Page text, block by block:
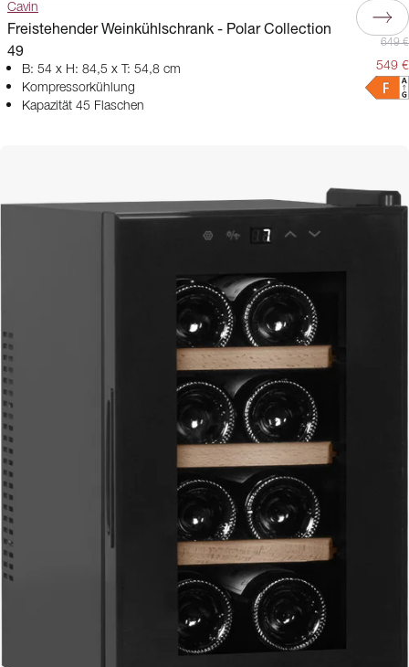
Cavin
Freistehender Weinkühlschrank - Polar Collection
49
B: 54 x H: 84,5 x T: 54,8 cm
Kompressorkühlung
Kapazität 45 Flaschen
649 €
549 €